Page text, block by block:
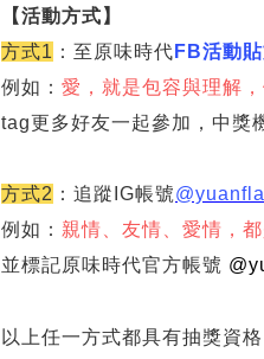
【活動方式】
方式1 ：至原味時代 FB活動
例如： 愛，就是包容與理解
tag更多好友一起參加，中獎
方式2 ：追蹤 IG帳號
例如： 親情、友情、愛情，
並標記原味時代官方帳號
以上任一方式都具有抽獎資